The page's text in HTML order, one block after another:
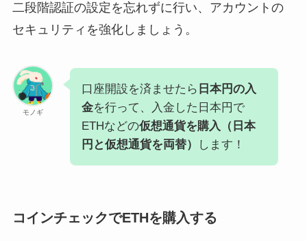
二段階認証の設定を忘れずに行い、アカウントの
セキュリティを強化しましょう。
モノギ
口座開設を済ませたら 日本円の入
金を行って、入金した日本円で
ETHなどの仮想通貨を購入（日本
円と仮想通貨を両替）
します！
コインチェックでETHを購入する